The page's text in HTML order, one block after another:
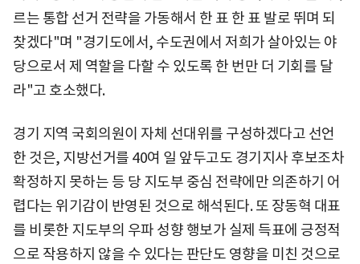
르는 통합 선거 전략을 가동해서 한 표 한 표 발로 뛰며 되
찾겠다"며 "경기도에서, 수도권에서 저희가 살아있는 야
당으로서 제 역할을 다할 수 있도록 한 번만 더 기회를 달
라"고 호소했다.
경기 지역 국회의원이 자체 선대위를 구성하겠다고 선언
한 것은, 지방선거를 40여 일 앞두고도 경기지사 후보조차
확정하지 못하는 등 당 지도부 중심 전략에만 의존하기 어
렵다는 위기감이 반영된 것으로 해석된다. 또 장동혁 대표
를 비롯한 지도부의 우파 성향 행보가 실제 득표에 긍정적
으로 작용하지 않을 수 있다는 판단도 영향을 미친 것으로